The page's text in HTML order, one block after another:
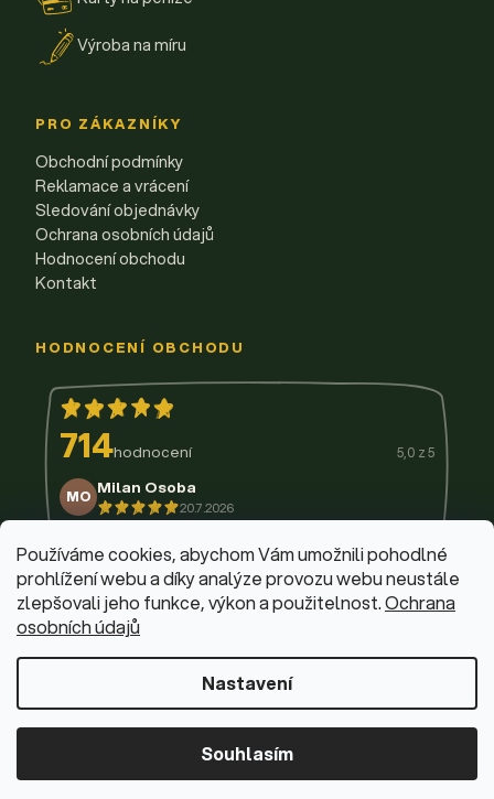
Používáme cookies, abychom Vám umožnili pohodlné
prohlížení webu a díky analýze provozu webu neustále
zlepšovali jeho funkce, výkon a použitelnost.Ochrana
osobních údajů
Nastavení
Souhlasím
Výroba na míru
PRO ZÁKAZNÍKY
Obchodní podmínky
Reklamace a vrácení
Sledování objednávky
Ochrana osobních údajů
Hodnocení obchodu
Kontakt
HODNOCENÍ OBCHODU
714hodnocení 5,0 z 5
MO Milan Osoba
20.7.2026
14.7.2026
11.7.2026
9.7.2026
3.7.2026
29.6.2026
© 2026 Firemní krabičky
Dominik Fabík